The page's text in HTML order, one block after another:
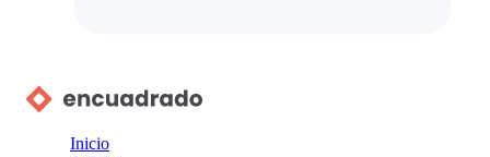
Inicio